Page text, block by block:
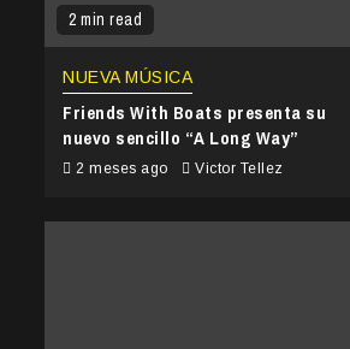
2 min read
NUEVA MÚSICA
Friends With Boats presenta su
nuevo sencillo “A Long Way”
2 meses ago Victor Tellez